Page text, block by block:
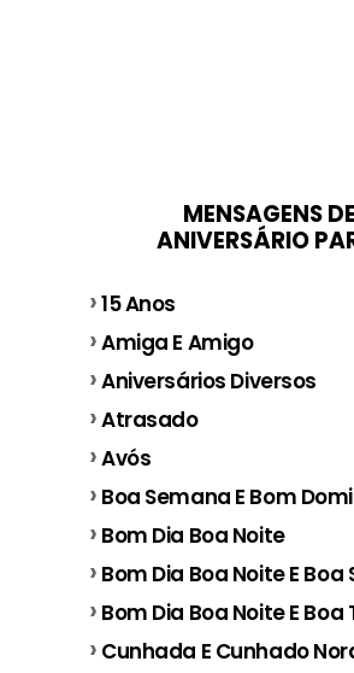
MENSAGENS DE
ANIVERSÁRIO
15 Anos
Amiga E Amigo
Aniversários Diversos
Atrasado
Avós
Boa Semana E Bom
Bom Dia Boa Noite
Bom Dia Boa Noite E
Bom Dia Boa Noite E Boa
Cunhada E Cunhado